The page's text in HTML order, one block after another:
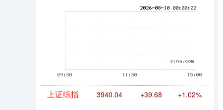
期指IC0 7877.80 +164.40 +2.13%